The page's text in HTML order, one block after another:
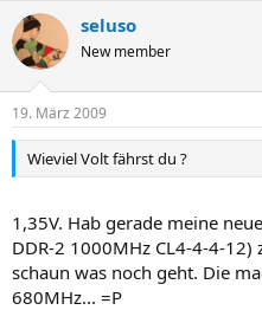
s
t
e
l
l
e
r
t
e
l
t
a
m
seluso
New member
19. März 2009
Wieviel Volt fährst du ?
1,35V. Hab gerade meine
DDR-2 1000MHz CL4-4-4-
schaun was noch geht. Die
680MHz... =P